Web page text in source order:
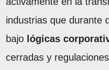
industrias que durante
bajo lógicas
cerradas y